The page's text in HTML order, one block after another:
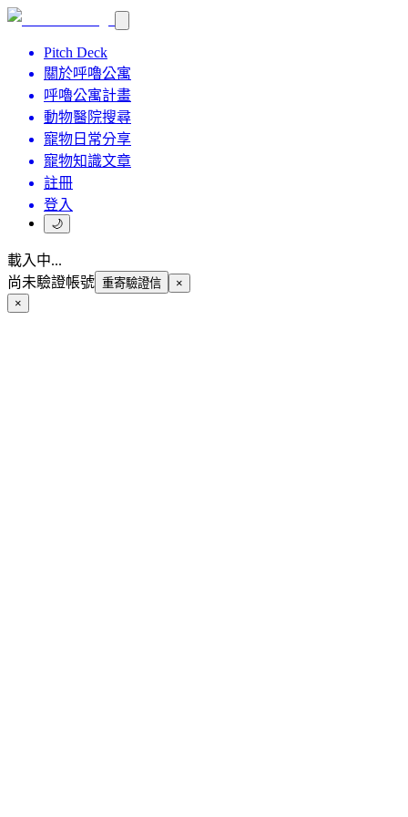
Pitch Deck
關於呼嚕公寓
呼嚕公寓計畫
動物醫院搜尋
寵物日常分享
寵物知識文章
註冊
登入
🌙
載入中...
尚未驗證帳號 重寄驗證信
×
×